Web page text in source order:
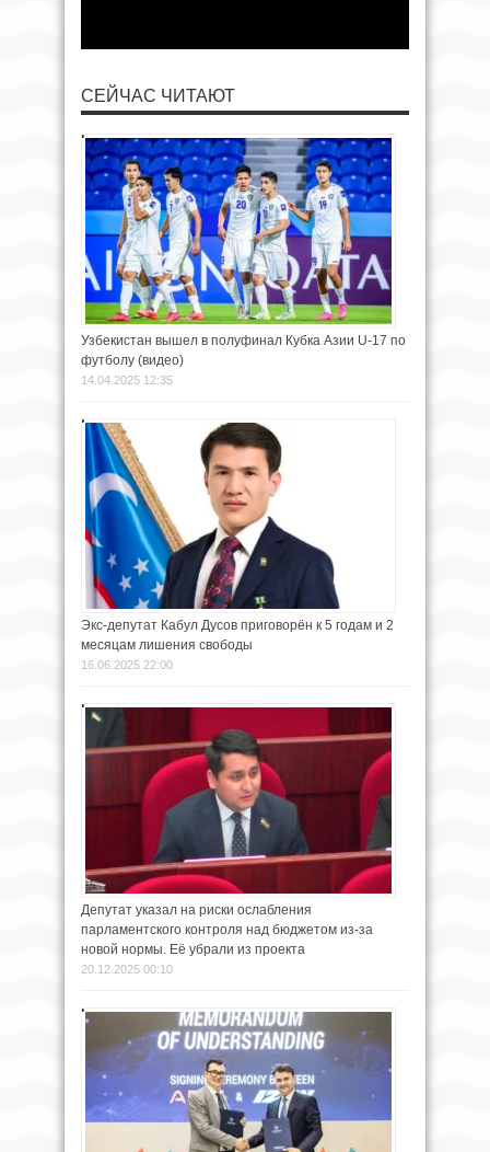
СЕЙЧАС ЧИТАЮТ
Узбекистан вышел в полуфинал Кубка Азии U-17 по
футболу (видео)
14.04.2025 12:35
Экс-депутат Кабул Дусов приговорён к 5 годам и 2
месяцам лишения свободы
16.06.2025 22:00
Депутат указал на риски ослабления
парламентского контроля над бюджетом из-за
новой нормы. Её убрали из проекта
20.12.2025 00:10